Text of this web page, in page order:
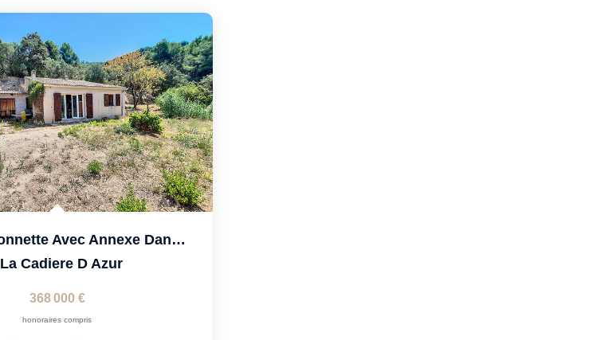
Petite Maisonnette Avec Annexe Dans Un Environnement...
La Cadiere D Azur
368 000 €
honoraires compris